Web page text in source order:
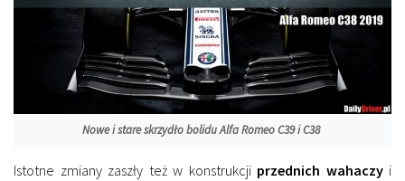
Nowe i stare skrzydło bolidu Alfa Romeo C39 i C38
Istotne zmiany zaszły też w konstrukcji przednich wahaczyi